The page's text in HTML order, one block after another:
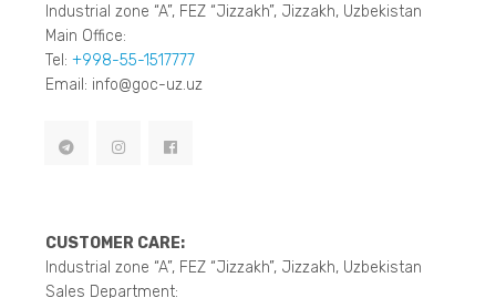
Industrial zone “A”, FEZ “Jizzakh”, Jizzakh, Uzbekistan
Main Office:
Tel: +998-55-1517777
Email: info@goc-uz.uz
CUSTOMER CARE:
Industrial zone “A”, FEZ “Jizzakh”, Jizzakh, Uzbekistan
Sales Department: